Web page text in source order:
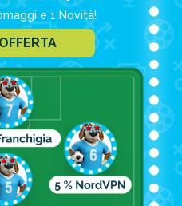
a persona,
trasporti e attività,
la Ibiza
costa orientale
popolare
e 1 Novità!